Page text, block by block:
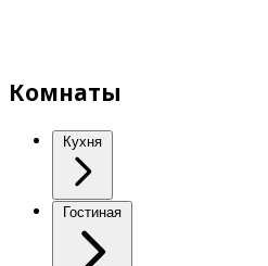
Комнаты
Кухня
Гостиная